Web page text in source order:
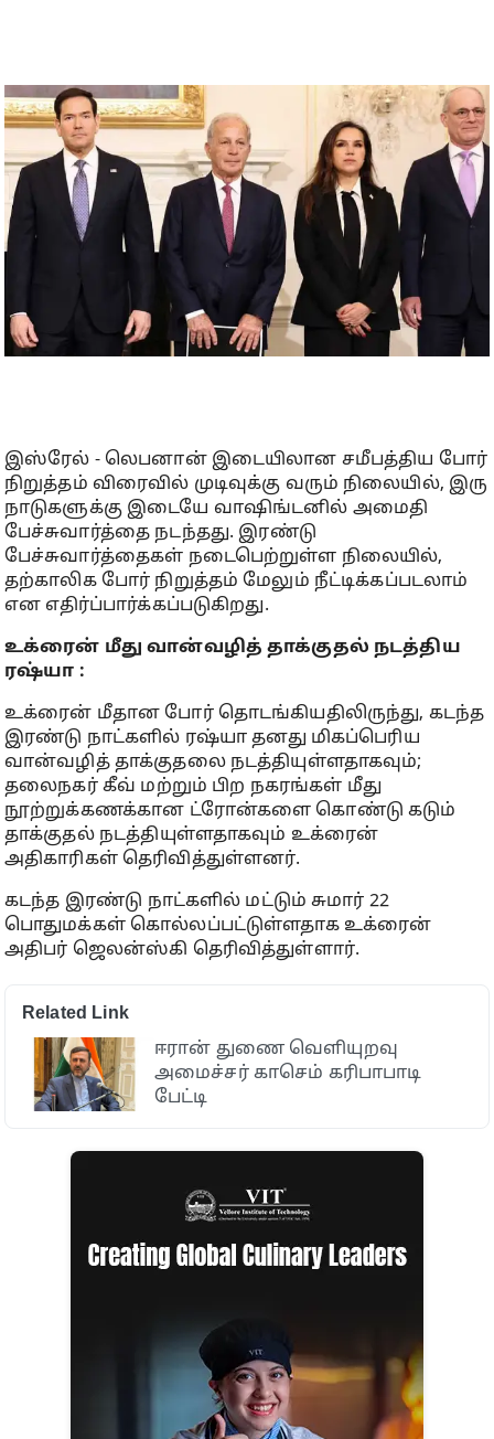
இஸ்ரேல் - லெபனான் இடையிலான சமீபத்திய போர்
நிறுத்தம் விரைவில் முடிவுக்கு வரும் நிலையில், இரு
நாடுகளுக்கு இடையே வாஷிங்டனில் அமைதி
பேச்சுவார்த்தை நடந்தது. இரண்டு
பேச்சுவார்த்தைகள் நடைபெற்றுள்ள நிலையில்,
தற்காலிக போர் நிறுத்தம் மேலும் நீட்டிக்கப்படலாம்
என எதிர்ப்பார்க்கப்படுகிறது.
உக்ரைன் மீது வான்வழித் தாக்குதல் நடத்திய
ரஷ்யா :
உக்ரைன் மீதான போர் தொடங்கியதிலிருந்து, கடந்த
இரண்டு நாட்களில் ரஷ்யா தனது மிகப்பெரிய
வான்வழித் தாக்குதலை நடத்தியுள்ளதாகவும்;
தலைநகர் கீவ் மற்றும் பிற நகரங்கள் மீது
நூற்றுக்கணக்கான ட்ரோன்களை கொண்டு கடும்
தாக்குதல் நடத்தியுள்ளதாகவும் உக்ரைன்
அதிகாரிகள் தெரிவித்துள்ளனர்.
கடந்த இரண்டு நாட்களில் மட்டும் சுமார் 22
பொதுமக்கள் கொல்லப்பட்டுள்ளதாக உக்ரைன்
அதிபர் ஜெலன்ஸ்கி தெரிவித்துள்ளார்.
Related Link
ஈரான் துணை வெளியுறவு
அமைச்சர் காசெம் கரிபாபாடி
பேட்டி